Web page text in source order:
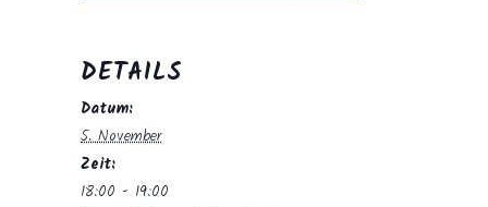
DETAILS
Datum:
5. November
Zeit:
18:00 - 19:00